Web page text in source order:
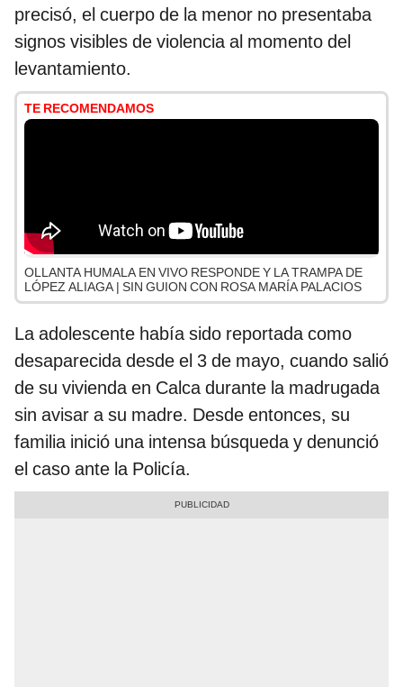
precisó, el cuerpo de la menor no presentaba
signos visibles de violencia al momento del
levantamiento.
TE RECOMENDAMOS
OLLANTA HUMALA EN VIVO RESPONDE Y LA TRAMPA DE
LÓPEZ ALIAGA | SIN GUION CON ROSA MARÍA PALACIOS
La adolescente había sido reportada como
desaparecida desde el 3 de mayo, cuando salió
de su vivienda en Calca durante la madrugada
sin avisar a su madre. Desde entonces, su
familia inició una intensa búsqueda y denunció
el caso ante la Policía.